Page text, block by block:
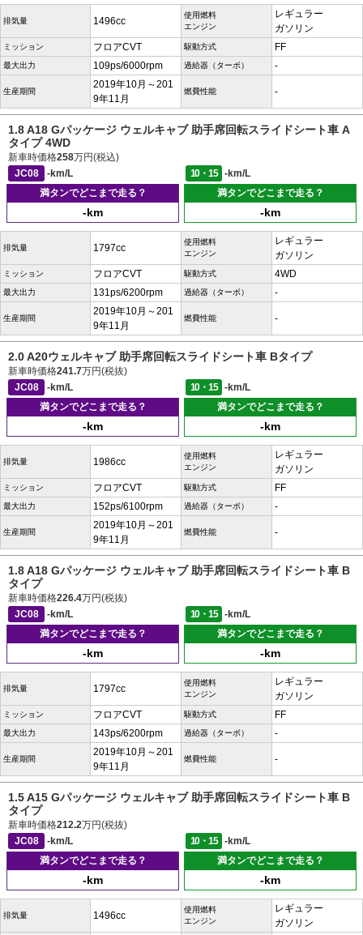
排気量 1496cc
使用燃料
エンジン
レギュラー
ガソリン
ミッション フロアCVT 駆動方式 FF
最大出力 109ps/6000rpm 過給器（ターボ） -
生産期間
2019年10月～201
9年11月
燃費性能 -
1.8 A18 Gパッケージ ウェルキャブ 助手席回転スライドシート車 A
タイプ 4WD
新車時価格258万円(税込)
JC08
-km/L 10・15
-km/L
満タンでどこまで走る？
-km
満タンでどこまで走る？
-km
排気量 1797cc
使用燃料
エンジン
レギュラー
ガソリン
ミッション フロアCVT 駆動方式 4WD
最大出力 131ps/6200rpm 過給器（ターボ） -
生産期間
2019年10月～201
9年11月
燃費性能 -
2.0 A20ウェルキャブ 助手席回転スライドシート車 Bタイプ
新車時価格241.7万円(税抜)
JC08
-km/L 10・15
-km/L
満タンでどこまで走る？
-km
満タンでどこまで走る？
-km
排気量 1986cc
使用燃料
エンジン
レギュラー
ガソリン
ミッション フロアCVT 駆動方式 FF
最大出力 152ps/6100rpm 過給器（ターボ） -
生産期間
2019年10月～201
9年11月
燃費性能 -
1.8 A18 Gパッケージ ウェルキャブ 助手席回転スライドシート車 B
タイプ
新車時価格226.4万円(税抜)
JC08
-km/L 10・15
-km/L
満タンでどこまで走る？
-km
満タンでどこまで走る？
-km
排気量 1797cc
使用燃料
エンジン
レギュラー
ガソリン
ミッション フロアCVT 駆動方式 FF
最大出力 143ps/6200rpm 過給器（ターボ） -
生産期間
2019年10月～201
9年11月
燃費性能 -
1.5 A15 Gパッケージ ウェルキャブ 助手席回転スライドシート車 B
タイプ
新車時価格212.2万円(税抜)
JC08
-km/L 10・15
-km/L
満タンでどこまで走る？
-km
満タンでどこまで走る？
-km
排気量 1496cc
使用燃料
エンジン
レギュラー
ガソリン